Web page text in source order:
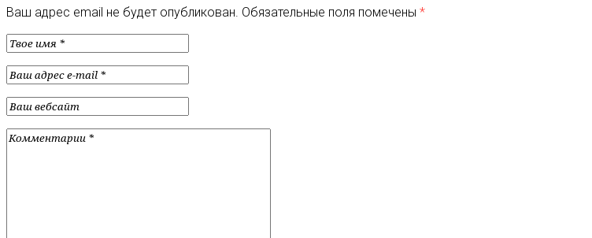
Ваш адрес email не будет опубликован. Обязательные поля помечены *